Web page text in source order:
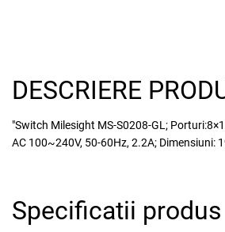
DESCRIERE
"Switch Milesight MS-S0208-GL;
AC 100~240V, 50-60Hz, 2.2A; Dimensiuni:
Specificatii produs